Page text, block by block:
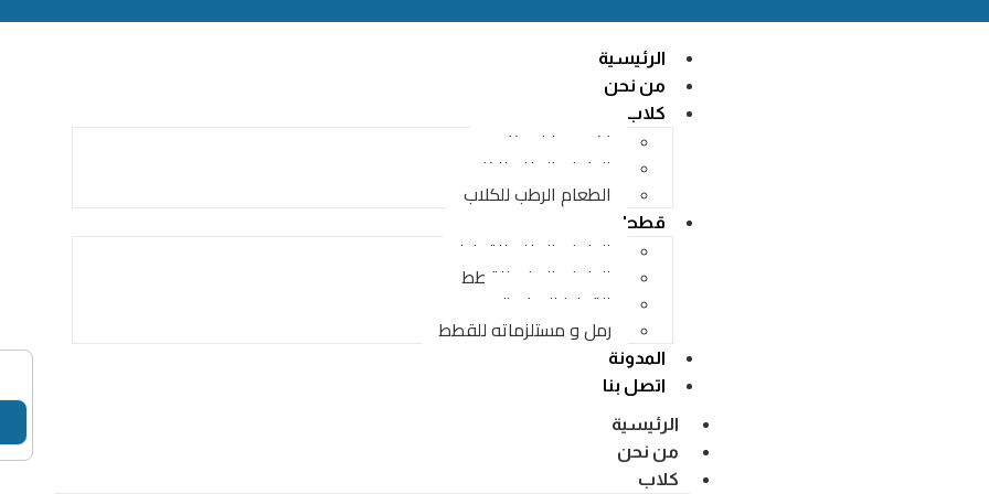
الرئيسية
من نحن
كلاب
اكسسوارات كلاب
الطعام الجاف للكلاب
الطعام الرطب للكلاب
قطط
الطعام الجاف للقطط
الطعام الرطب للقطط
القطط الصغيرة
رمل و مستلزماته للقطط
المدونة
اتصل بنا
الرئيسية
من نحن
كلاب